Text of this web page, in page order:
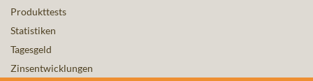
Produkttests
Statistiken
Tagesgeld
Zinsentwicklungen